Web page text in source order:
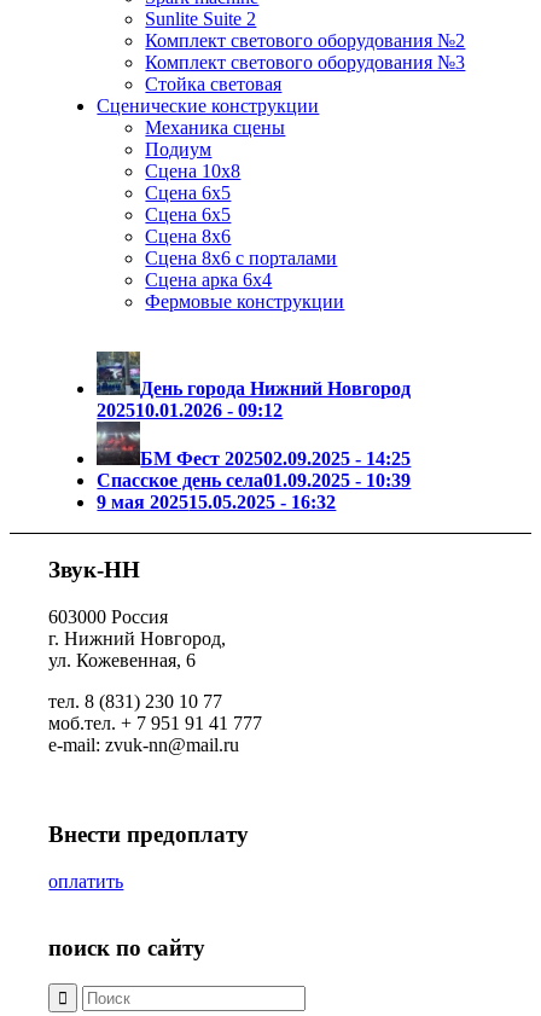
Sunlite Suite 2
Комплект светового оборудования №2
Комплект светового оборудования №3
Стойка световая
Сценические конструкции
Механика сцены
Подиум
Сцена 10х8
Сцена 6х5
Сцена 6х5
Сцена 8х6
Сцена 8х6 с порталами
Сцена арка 6х4
Фермовые конструкции
День города Нижний Новгород
202510.01.2026 - 09:12
БМ Фест 202502.09.2025 - 14:25
Спасское день села01.09.2025 - 10:39
9 мая 202515.05.2025 - 16:32
Звук-НН
603000 Россия
г. Нижний Новгород,
ул. Кожевенная, 6
тел. 8 (831) 230 10 77
моб.тел. + 7 951 91 41 777
e-mail: zvuk-nn@mail.ru
Внести предоплату
оплатить
поиск по сайту